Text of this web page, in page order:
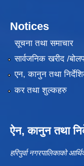
Notices
सूचना तथा समाचार
सार्वजनिक खरीद /
एन, कानुन तथा
कर तथा शुल्कहरु
ऐन, कानुन तथा
हरिपुर्वा नगरपालिकाको